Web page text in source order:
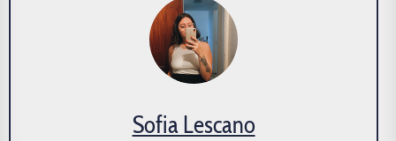
Sofia Lescano